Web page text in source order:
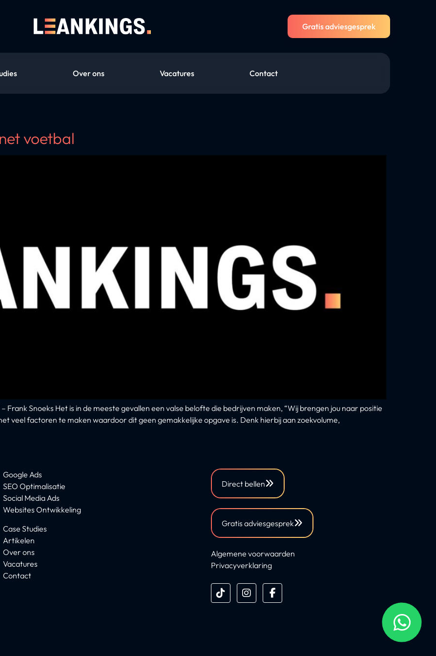
Gratis adviesgesprek
Over ons Vacatures Contact
voetbal
Snoeks Het is in de meeste gevallen een valse belofte die bedrijven maken, “Wij brengen jou naar positie
veel factoren te maken waardoor dit geen gemakkelijke opgave is. Denk hierbij aan zoekvolume,
Google Ads
SEO Optimalisatie
Social Media Ads
Websites Ontwikkeling
Case Studies
Artikelen
Over ons
Vacatures
Contact
Direct bellen
Gratis adviesgesprek
Algemene voorwaarden
Privacyverklaring